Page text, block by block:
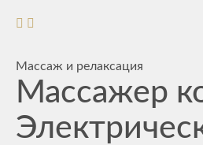
Массаж и релаксация
Массажер